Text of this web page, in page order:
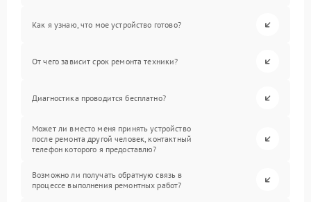
Как я узнаю, что мое устройство готово?
От чего зависит срок ремонта техники?
Диагностика проводится бесплатно?
Может ли вместо меня принять устройство
после ремонта другой человек, контактный
телефон которого я предоставлю?
Возможно ли получать обратную связь в
процессе выполнения ремонтных работ?